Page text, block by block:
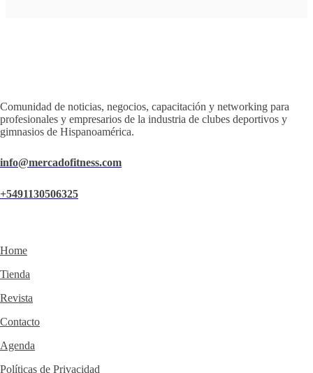
Comunidad de noticias, negocios, capacitación y networking para
profesionales y empresarios de la industria de clubes deportivos y
gimnasios de Hispanoamérica.
info@mercadofitness.com
+5491130506325
Home
Tienda
Revista
Contacto
Agenda
Políticas de Privacidad